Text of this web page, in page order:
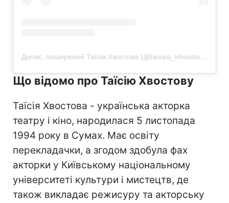
Допис, поширений Таїсія Хвостова (@taisiya_khvostova)
Що відомо про Таїсію Хвостову
Таїсія Хвостова - українська акторка
театру і кіно, народилася 5 листопада
1994 року в Сумах. Має освіту
перекладачки, а згодом здобула фах
акторки у Київському національному
університеті культури і мистецтв, де
також викладає режисуру та акторську